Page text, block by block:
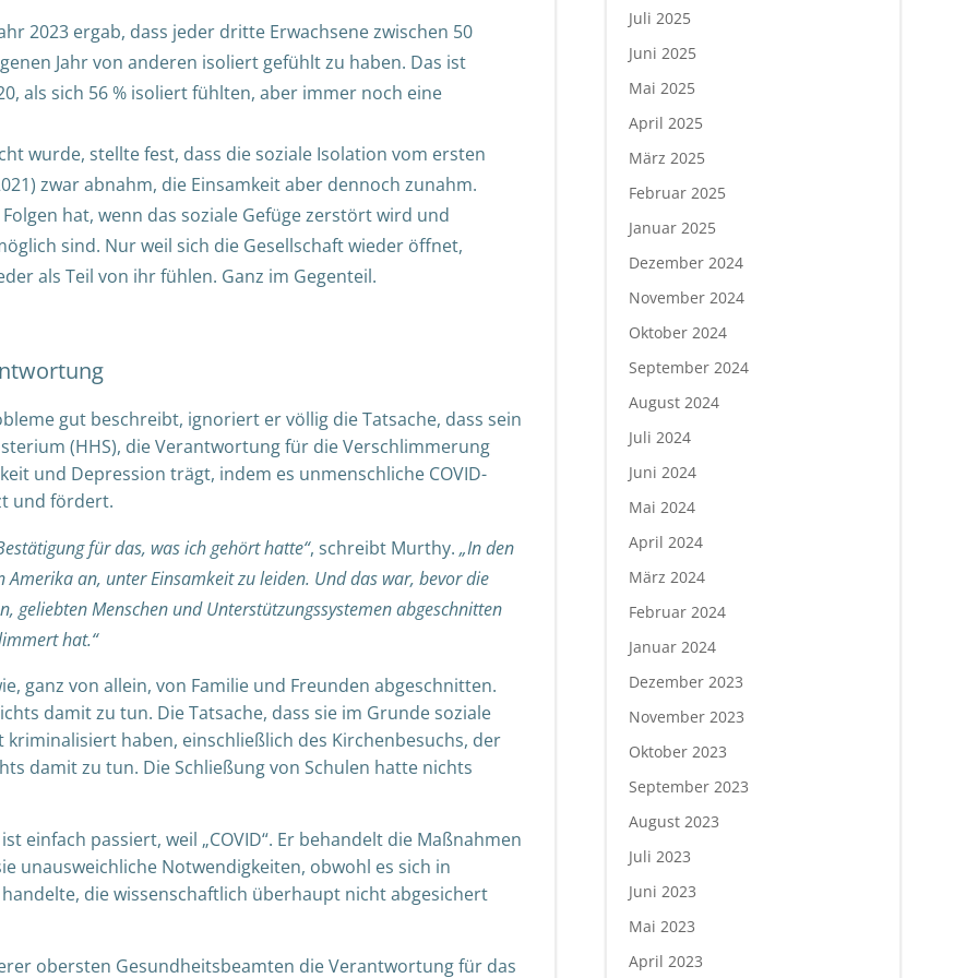
2023 ergab, dass jeder dritte Erwachsene zwischen 50
Jahr von anderen isoliert gefühlt zu haben. Das ist
als sich 56 % isoliert fühlten, aber immer noch eine
wurde, stellte fest, dass die soziale Isolation vom ersten
zwar abnahm, die Einsamkeit aber dennoch zunahm.
hat, wenn das soziale Gefüge zerstört wird und
sind. Nur weil sich die Gesellschaft wieder öffnet,
als Teil von ihr fühlen. Ganz im Gegenteil.
gut beschreibt, ignoriert er völlig die Tatsache, dass sein
(HHS), die Verantwortung für die Verschlimmerung
und Depression trägt, indem es unmenschliche COVID-
und fördert.
für das, was ich gehört hatte“, schreibt Murthy. „In den
Amerika an, unter Einsamkeit zu leiden. Und das war, bevor die
geliebten Menschen und Unterstützungssystemen abgeschnitten
hat.“
ganz von allein, von Familie und Freunden abgeschnitten.
damit zu tun. Die Tatsache, dass sie im Grunde soziale
haben, einschließlich des Kirchenbesuchs, der
damit zu tun. Die Schließung von Schulen hatte nichts
einfach passiert, weil „COVID“. Er behandelt die Maßnahmen
unausweichliche Notwendigkeiten, obwohl es sich in
die wissenschaftlich überhaupt nicht abgesichert
obersten Gesundheitsbeamten die Verantwortung für das
Juli 2025
Juni 2025
Mai 2025
April 2025
März 2025
Februar 2025
Januar 2025
Dezember 2024
November 2024
Oktober 2024
September 2024
August 2024
Juli 2024
Juni 2024
Mai 2024
April 2024
März 2024
Februar 2024
Januar 2024
Dezember 2023
November 2023
Oktober 2023
September 2023
August 2023
Juli 2023
Juni 2023
Mai 2023
April 2023